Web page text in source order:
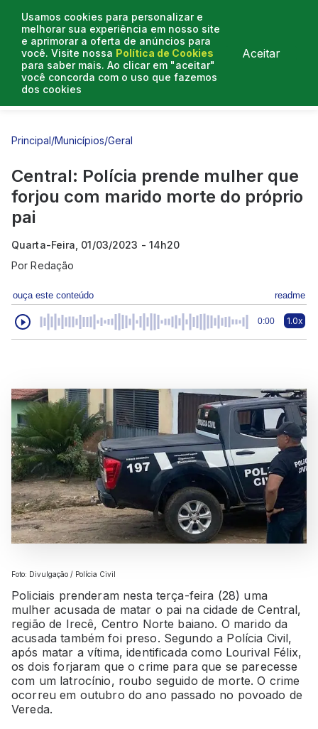
Usamos cookies para personalizar e
melhorar sua experiência em nosso site
e aprimorar a oferta de anúncios para
você. Visite nossa Política de Cookies
para saber mais. Ao clicar em "aceitar"
você concorda com o uso que fazemos
dos cookies
Aceitar
Entrevistas
Principal/Municípios/Geral
Central: Polícia prende mulher que
forjou com marido morte do próprio
pai
Quarta-Feira, 01/03/2023 - 14h20
PorRedação
ouça este conteúdo readme
0:00 1.0x
Foto: Divulgação / Polícia Civil
Policiais prenderam nesta terça-feira (28) uma
mulher acusada de matar o pai na cidade de Central,
região de Irecê, Centro Norte baiano. O marido da
acusada também foi preso. Segundo a Polícia Civil,
após matar a vítima, identificada como Lourival Félix,
os dois forjaram que o crime para que se parecesse
com um latrocínio, roubo seguido de morte. O crime
ocorreu em outubro do ano passado no povoado de
Vereda.